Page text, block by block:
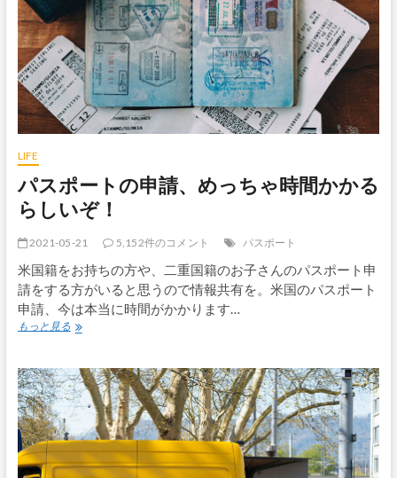
こ
に
で
も
リ
ス
が
い
リ
ス
増
に
関
し
て
の
知
ざ
る
歴
史
的
景
LIFE
パスポートの申請、めっちゃ時間かかる
らしいぞ！
2021-05-21 5,152件のコメント パスポート
米国籍をお持ちの方や、二重国籍のお子さんのパスポート申
請をする方がいると思うので情報共有を。米国のパスポート
申請、今は本当に時間がかかります…
もっと見るパ
ー
ト
の
申
請、
っ